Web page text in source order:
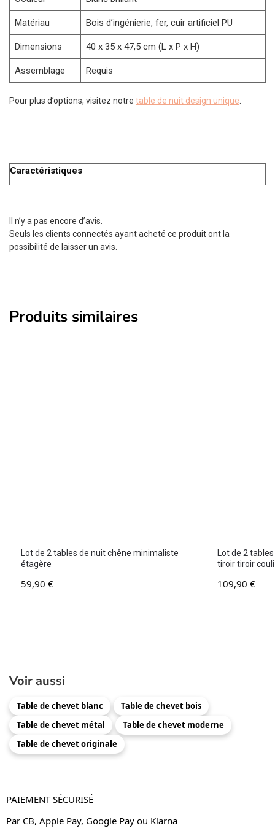
Matériau Bois d’ingénierie, fer, cuir artificiel PU
Dimensions 40 x 35 x 47,5 cm (L x P x H)
Assemblage Requis
Pour plus d’options, visitez notre table de nuit design unique
Caractéristiques
Il n’y a pas encore d’avis.
Seuls les clients connectés ayant acheté ce produit ont la
possibilité de laisser un avis.
Produits similaires
Lot de 2 tables de nuit chêne minimaliste
étagère
59,90 €
Lot de 2
tiroir tiroir
109,90 €
Voir aussi
Table de chevet blanc
Table de chevet bois
Table de chevet métal
Table de chevet moderne
Table de chevet originale
PAIEMENT SÉCURISÉ
Par CB, Apple Pay, Google Pay ou Klarna